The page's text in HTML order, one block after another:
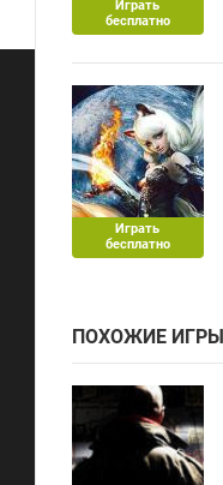
Играть
бесплатно
Играть
бесплатно
ПОХОЖИЕ ИГРЫ